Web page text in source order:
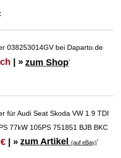
038253014GV bei Daparto.de
| » zum Shop*
für Audi Seat Skoda VW 1.9 TDI
77kW 105PS 751851 BJB BKC
| » zum Artikel(auf eBay)*